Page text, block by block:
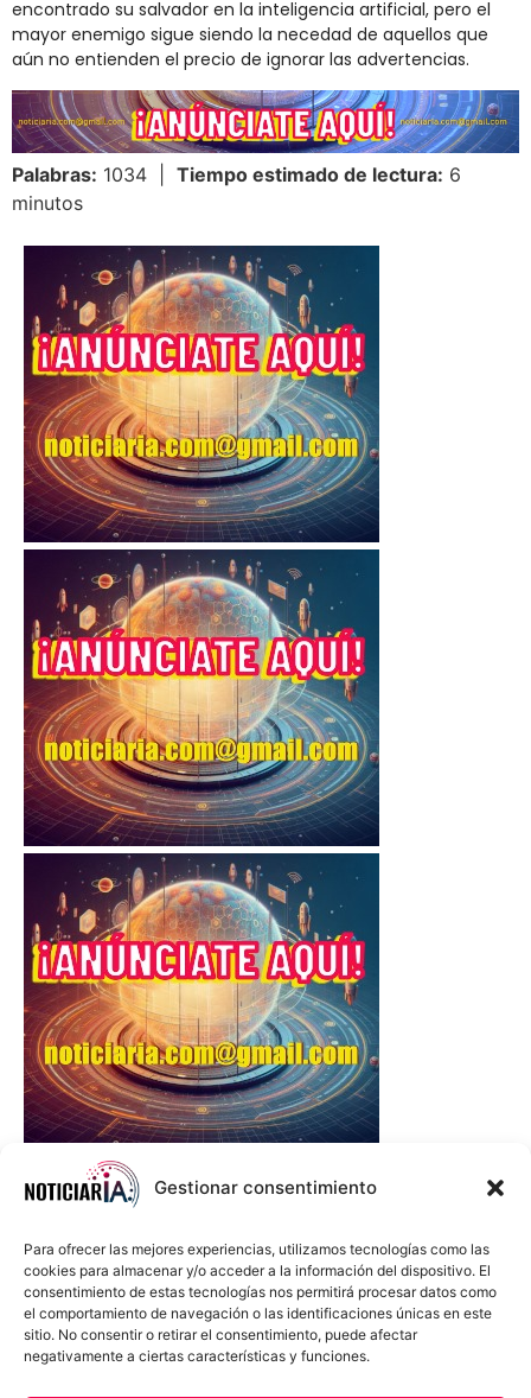
Gestionar consentimiento
Para ofrecer las mejores experiencias, utilizamos tecnologías como las
cookies para almacenar y/o acceder a la información del dispositivo. El
consentimiento de estas tecnologías nos permitirá procesar datos como
el comportamiento de navegación o las identificaciones únicas en este
sitio. No consentir o retirar el consentimiento, puede afectar
negativamente a ciertas características y funciones.
encontrado su salvador en la inteligencia artificial, pero el
mayor enemigo sigue siendo la necedad de aquellos que
aún no entienden el precio de ignorar las advertencias.
Palabras: 1034 | Tiempo estimado de lectura: 6
minutos